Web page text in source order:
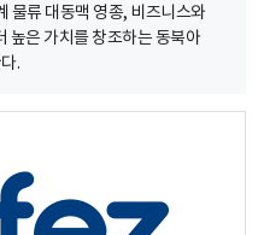
물류 대동맥 영종, 비즈니스와
높은 가치를 창조하는 동북아
.